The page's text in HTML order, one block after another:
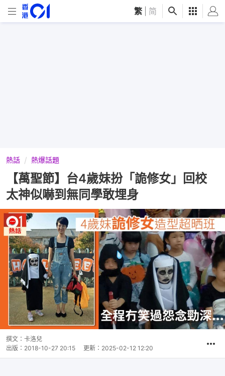
繁 简
熱話 熱爆話題
【萬聖節】台4歲妹扮「詭修女」回校
太神似嚇到無同學敢埋身
撰文： 卡洛兒
出版： 2018-10-27 20:15 更新： 2025-02-12 12:20